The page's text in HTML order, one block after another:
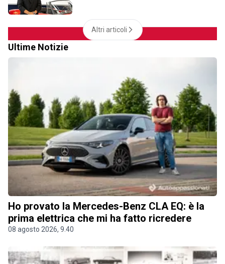
Altri articoli
Ultime Notizie
Ho provato la Mercedes-Benz CLA EQ: è la
prima elettrica che mi ha fatto ricredere
08 agosto 2026, 9.40